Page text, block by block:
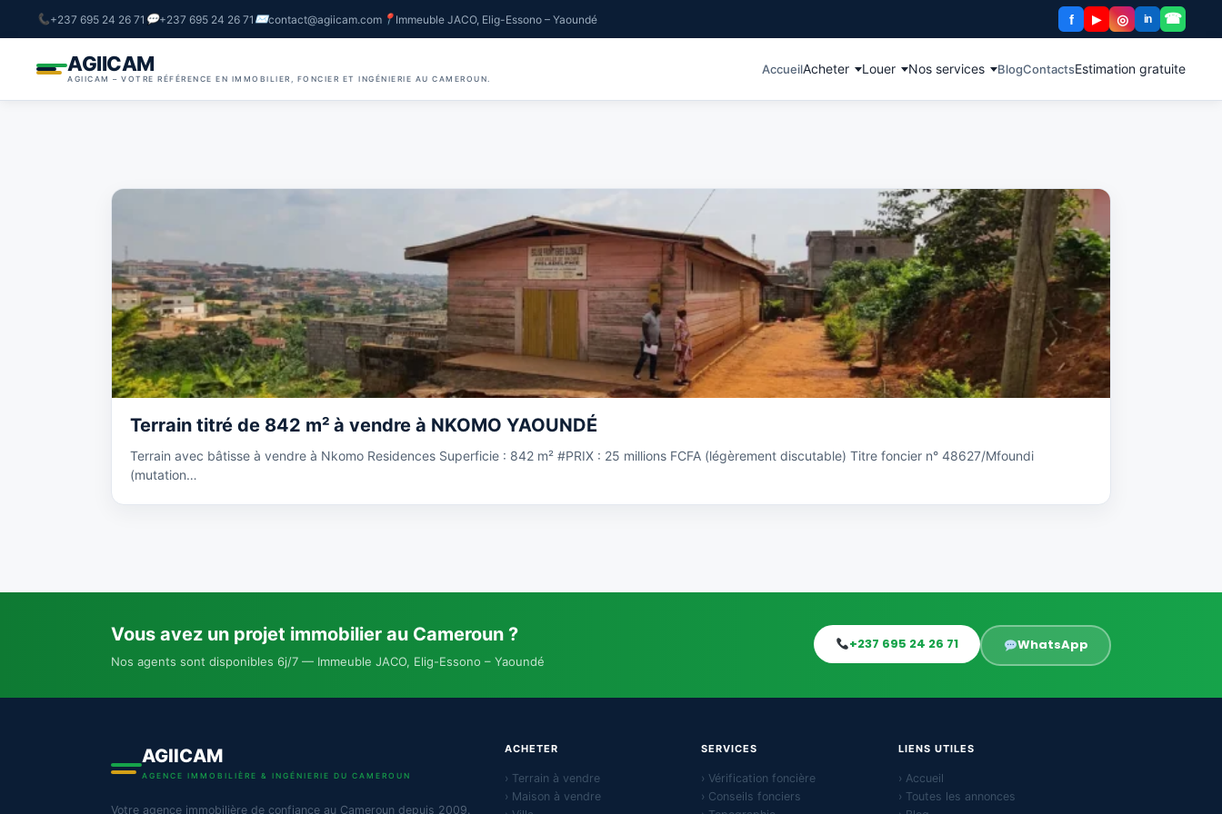
+237 695 24 26 71 +237 695 24 26 71 contact@agiicam.com Immeuble JACO, Elig-Essono – Yaoundé f ▶ ◎ in ☎
AGIICAM
AGIICAM – VOTRE RÉFÉRENCE EN IMMOBILIER, FONCIER ET INGÉNIERIE AU CAMEROUN.
AccueilAcheter Louer Nos services BlogContactsEstimation gratuite
Terrain titré de 842 m² à vendre à NKOMO YAOUNDÉ
Terrain avec bâtisse à vendre à Nkomo Residences Superficie : 842 m² #PRIX : 25 millions FCFA (légèrement discutable) Titre foncier n° 48627/Mfoundi
(mutation…
Vous avez un projet immobilier au Cameroun ?
Nos agents sont disponibles 6j/7 — Immeuble JACO, Elig-Essono – Yaoundé
+237 695 24 26 71 WhatsApp
AGIICAM
AGENCE IMMOBILIÈRE & INGÉNIERIE DU CAMEROUN
Votre agence immobilière de confiance au Cameroun depuis 2009.
ACHETER
› Terrain à vendre
› Maison à vendre
SERVICES
› Vérification foncière
› Conseils fonciers
LIENS UTILES
› Accueil
› Toutes les annonces